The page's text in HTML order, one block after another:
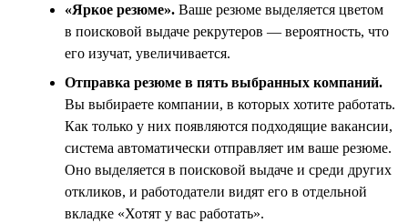
«Яркое резюме». Ваше резюме выделяется цветом
в поисковой выдаче рекрутеров — вероятность, что
его изучат, увеличивается.
Отправка резюме в пять выбранных компаний.
Вы выбираете компании, в которых хотите работать.
Как только у них появляются подходящие вакансии,
система автоматически отправляет им ваше резюме.
Оно выделяется в поисковой выдаче и среди других
откликов, и работодатели видят его в отдельной
вкладке «Хотят у вас работать».